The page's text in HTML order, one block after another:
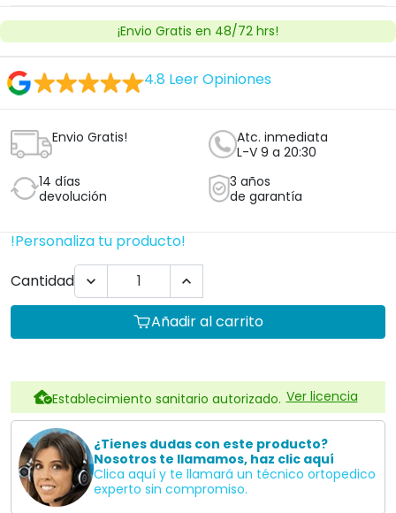
¡Envio Gratis en 48/72 hrs!
4.8 Leer Opiniones
Envio Gratis!
Atc. inmediata
L-V 9 a 20:30
14 días
devolución
3 años
de garantía
!Personaliza tu producto!
Cantidad
 
Añadir al carrito
Establecimiento sanitario autorizado. Ver licencia
¿Tienes dudas con este producto?
Nosotros te llamamos, haz clic aquí
Clica aquí y te llamará un técnico ortopedico
experto sin compromiso.